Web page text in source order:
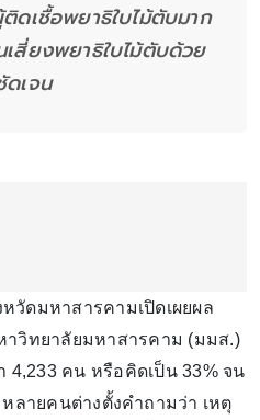
ดเชื้อพยาธิใบไม้ตับมาก
สี่ยงพยาธิใบไม้ตับด้วย
เจน
วัดมหาสารคามเปิดเผยผล
วิทยาลัยมหาสารคาม (มมส.)
4,233 คน หรือคิดเป็น 33% จน
ลายคนต่างตั้งคำถามว่า เหตุ